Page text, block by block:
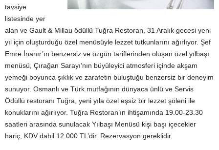
tavsiye
listesinde yer
alan ve Gault & Millau ödüllü Tuğra Restoran, 31 Aralık gecesi yeni
yıl için oluşturduğu özel menüsüyle lezzet tutkunlarını ağırlıyor. Şef
Emre İnanır’ın benzersiz ve özgün tariflerinden oluşan özel yılbaşı
menüsü, Çırağan Sarayı’nın büyüleyici atmosferi içinde akşam
yemeği boyunca şıklık ve zarafetin buluştuğu benzersiz bir deneyim
sunuyor. Osmanlı ve Türk mutfağının dünyaca ünlü ve Servis
Ödüllü restoranı Tuğra, yeni yıla özel eşsiz bir lezzet şöleni ile
konuklarını ağırlıyor. Tuğra Restoran’ın ihtişamında 19.00-23.30
saatleri arasında sunulacak Yılbaşı Menüsü kişi başı içecekler
hariç, KDV dahil 12.000 TL’dir. Rezervasyon gereklidir.